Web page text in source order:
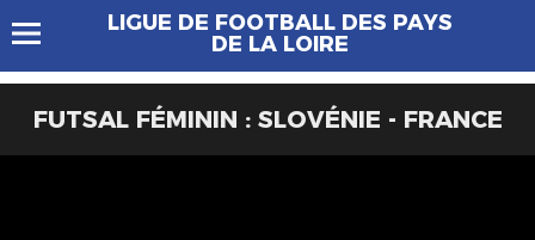
LIGUE DE FOOTBALL DES PAYS
DE LA LOIRE
FUTSAL FÉMININ : SLOVÉNIE - FRANCE